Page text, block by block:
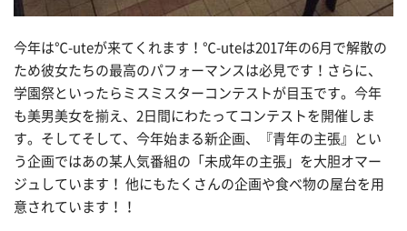
今年は℃-uteが来てくれます！℃-uteは2017年の6月で解散の
ため彼女たちの最高のパフォーマンスは必見です！さらに、
学園祭といったらミスミスターコンテストが目玉です。今年
も美男美女を揃え、2日間にわたってコンテストを開催しま
す。そしてそして、今年始まる新企画、『青年の主張』とい
う企画ではあの某人気番組の「未成年の主張」を大胆オマー
ジュしています！ 他にもたくさんの企画や食べ物の屋台を用
意されています！！